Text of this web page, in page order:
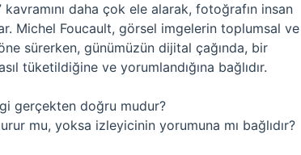
daha çok ele alarak, fotoğrafın insan
Michel Foucault, görsel imgelerin toplumsal ve
sürerken, günümüzün dijital çağında, bir
tüketildiğine ve yorumlandığına bağlıdır.
gerçekten doğru mudur?
mu, yoksa izleyicinin yorumuna mı bağlıdır?